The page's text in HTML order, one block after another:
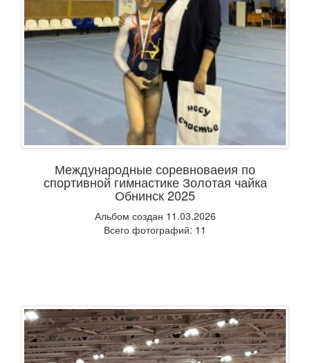
Международные соревноваеия по
спортивной гимнастике Золотая чайка
Обнинск 2025
Альбом создан 11.03.2026
Всего фотографий: 11